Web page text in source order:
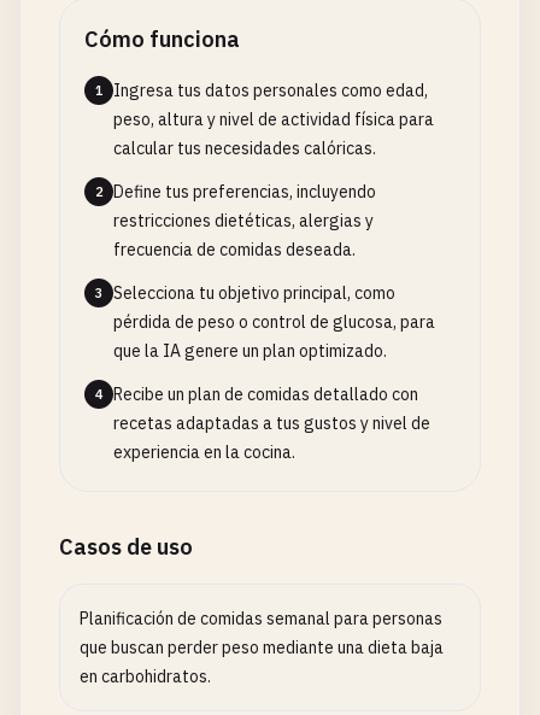
Cómo funciona
1
Ingresa tus datos personales como edad,
peso, altura y nivel de actividad física para
calcular tus necesidades calóricas.
2
Define tus preferencias, incluyendo
restricciones dietéticas, alergias y
frecuencia de comidas deseada.
3
Selecciona tu objetivo principal, como
pérdida de peso o control de glucosa, para
que la IA genere un plan optimizado.
4
Recibe un plan de comidas detallado con
recetas adaptadas a tus gustos y nivel de
experiencia en la cocina.
Casos de uso
Planificación de comidas semanal para personas
que buscan perder peso mediante una dieta baja
en carbohidratos.